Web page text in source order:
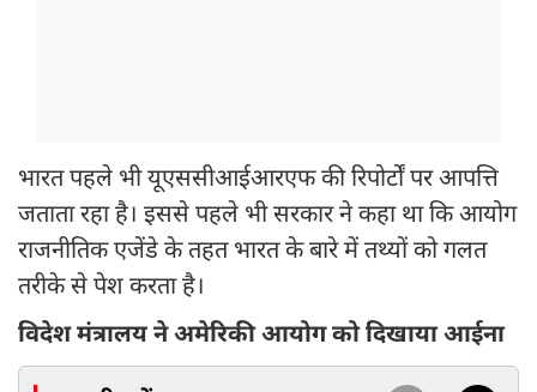
भारत पहले भी यूएससीआईआरएफ की रिपोर्टों पर आपत्ति
जताता रहा है। इससे पहले भी सरकार ने कहा था कि आयोग
राजनीतिक एजेंडे के तहत भारत के बारे में तथ्यों को गलत
तरीके से पेश करता है।
विदेश मंत्रालय ने अमेरिकी आयोग को दिखाया आईना